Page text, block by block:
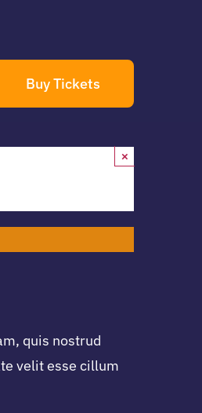
Buy Tickets
×
quis nostrud
velit esse cillum